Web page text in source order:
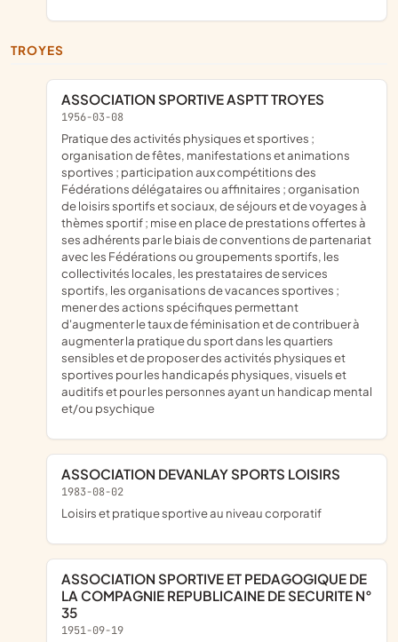
TROYES
ASSOCIATION SPORTIVE ASPTT TROYES
1956-03-08
pratique des activités physiques et sportives ;
organisation de fêtes, manifestations et animations
sportives ; participation aux compétitions des
Fédérations délégataires ou affinitaires ; organisation
de loisirs sportifs et sociaux, de séjours et de voyages à
thèmes sportif ; mise en place de prestations offertes à
ses adhérents par le biais de conventions de partenariat
avec les Fédérations ou groupements sportifs, les
collectivités locales, les prestataires de services
sportifs, les organisations de vacances sportives ;
mener des actions spécifiques permettant
d'augmenter le taux de féminisation et de contribuer à
augmenter la pratique du sport dans les quartiers
sensibles et de proposer des activités physiques et
sportives pour les handicapés physiques, visuels et
auditifs et pour les personnes ayant un handicap mental
et/ou psychique
ASSOCIATION DEVANLAY SPORTS LOISIRS
1983-08-02
loisirs et pratique sportive au niveau corporatif
ASSOCIATION SPORTIVE ET PEDAGOGIQUE DE
LA COMPAGNIE REPUBLICAINE DE SECURITE N°
35
1951-09-19